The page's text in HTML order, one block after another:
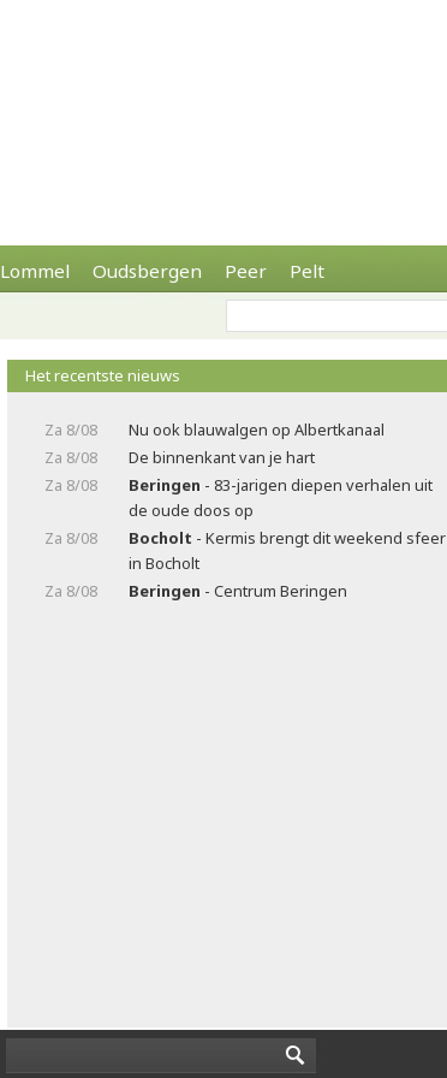
Lommel Oudsbergen Peer Pelt
Het recentste nieuws
Za 8/08
Nu ook blauwalgen op Albertkanaal
Za 8/08
De binnenkant van je hart
Za 8/08
Beringen - 83-jarigen diepen verhalen uit
de oude doos op
Za 8/08
Bocholt - Kermis brengt dit weekend sfeer
in Bocholt
Za 8/08
Beringen - Centrum Beringen